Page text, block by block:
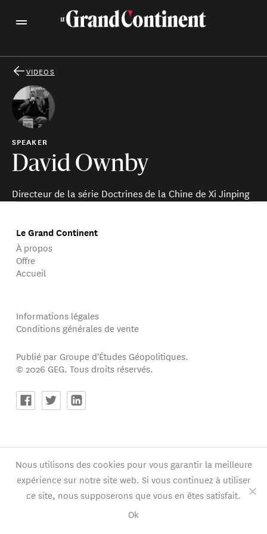
VIDEOS
SPEAKER
David Ownby
Directeur de la série Doctrines de la Chine de Xi Jinping
Le Grand Continent
À propos
Offre
Accueil
Informations légales
Conditions générales de vente
Publié par Groupe d'Études Géopolitiques.
© 2026 GEG. Tous droits réservés.
Nous utilisons des cookies pour vous garantir la meilleure
expérience sur notre site web. Si vous continuez à utiliser
ce site, nous supposerons que vous en êtes satisfait.
Ok